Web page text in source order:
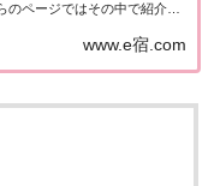
のページではその中で紹介さ
てまとめました。詳しくはこ
オス...
www.e宿.com